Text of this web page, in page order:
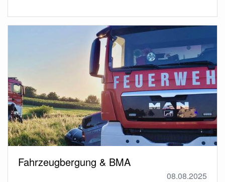
Fahrzeugbergung & BMA
08.08.2025